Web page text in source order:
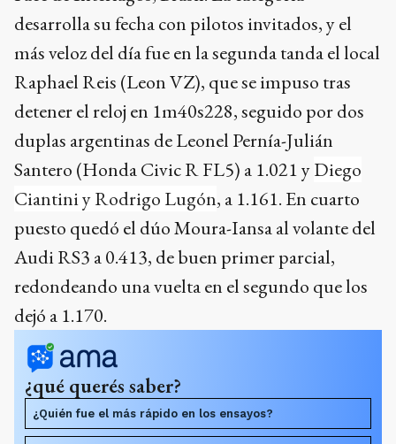
desarrolla su fecha con pilotos invitados, y el
más veloz del día fue en la segunda tanda el local
Raphael Reis (Leon VZ), que se impuso tras
detener el reloj en 1m40s228, seguido por dos
duplas argentinas de Leonel Pernía-Julián
Santero (Honda Civic R FL5) a 1.021 yDiego
Ciantini y Rodrigo Lugón, a 1.161. En cuarto
puesto quedó el dúo Moura-Iansa al volante del
Audi RS3 a 0.413, de buen primer parcial,
redondeando una vuelta en el segundo que los
dejó a 1.170.
¿qué querés saber?
¿Quién fue el más rápido en los ensayos?